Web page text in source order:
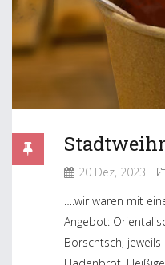
20 Dez, 2023
….wir waren mit
Angebot:
Borschtsch,